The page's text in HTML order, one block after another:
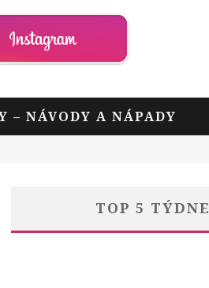
– NÁVODY A NÁPADY
TOP 5 TÝDNE